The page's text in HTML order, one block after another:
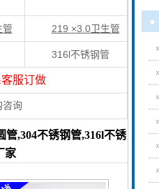
管 219 ×3.0卫生管
316l不锈钢管
服订做
,304不锈钢管,316l不锈
家